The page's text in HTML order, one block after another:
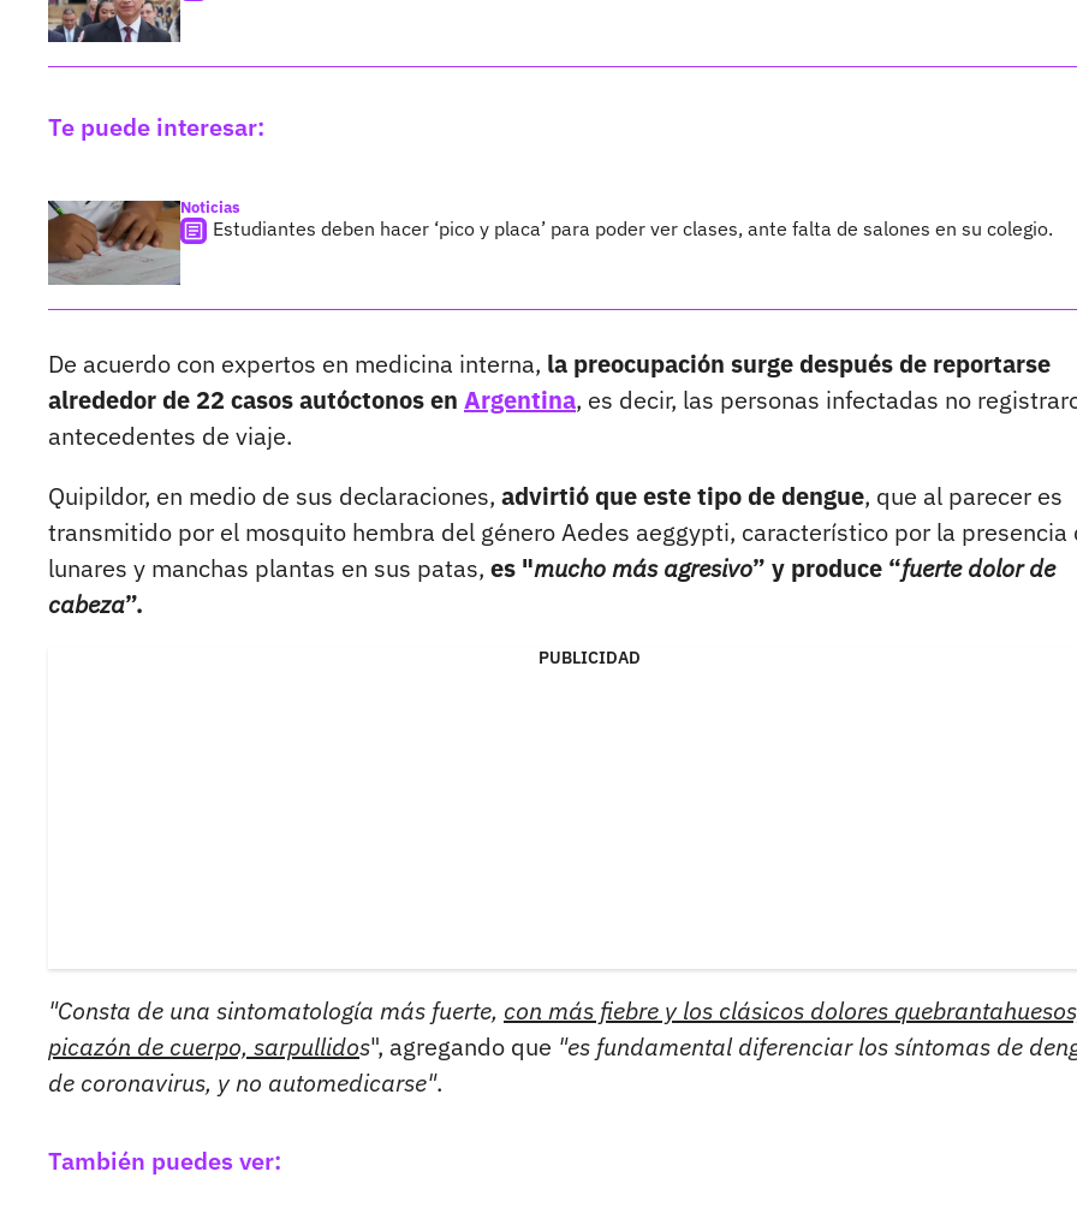
Te puede interesar:
Noticias
Estudiantes deben hacer ‘pico y placa’ para poder ver clases, ante falta de salones en su colegio.
De acuerdo con expertos en medicina interna, la preocupación surge después de reportarse
alrededor de 22 casos autóctonos en Argentina, es decir, las personas infectadas no
antecedentes de viaje.
Quipildor, en medio de sus declaraciones, advirtió que este tipo de dengue, que al parecer es
transmitido por el mosquito hembra del género Aedes aeggypti, característico por la presencia
lunares y manchas plantas en sus patas, es "mucho más agresivo” y produce “fuerte dolor de
cabeza”.
PUBLICIDAD
"Consta de una sintomatología más fuerte, con más fiebre y los clásicos dolores
picazón de cuerpo, sarpullidos", agregando que "es fundamental diferenciar los síntomas de
de coronavirus, y no automedicarse".
También puedes ver: